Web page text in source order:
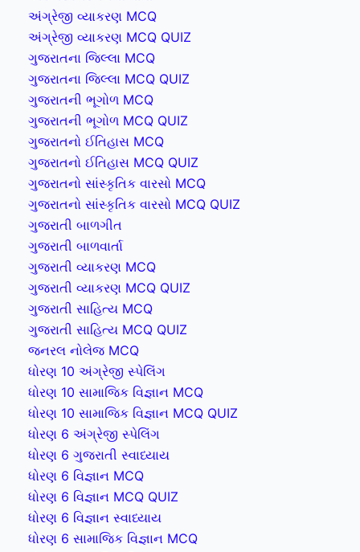
અંગ્રેજી વ્યાકરણ MCQ
અંગ્રેજી વ્યાકરણ MCQ QUIZ
ગુજરાતના જિલ્લા MCQ
ગુજરાતના જિલ્લા MCQ QUIZ
ગુજરાતની ભૂગોળ MCQ
ગુજરાતની ભૂગોળ MCQ QUIZ
ગુજરાતનો ઈતિહાસ MCQ
ગુજરાતનો ઈતિહાસ MCQ QUIZ
ગુજરાતનો સાંસ્કૃતિક વારસો MCQ
ગુજરાતનો સાંસ્કૃતિક વારસો MCQ QUIZ
ગુજરાતી બાળગીત
ગુજરાતી બાળવાર્તા
ગુજરાતી વ્યાકરણ MCQ
ગુજરાતી વ્યાકરણ MCQ QUIZ
ગુજરાતી સાહિત્ય MCQ
ગુજરાતી સાહિત્ય MCQ QUIZ
જનરલ નોલેજ MCQ
ધોરણ 10 અંગ્રેજી સ્પેલિંગ
ધોરણ 10 સામાજિક વિજ્ઞાન MCQ
ધોરણ 10 સામાજિક વિજ્ઞાન MCQ QUIZ
ધોરણ 6 અંગ્રેજી સ્પેલિંગ
ધોરણ 6 ગુજરાતી સ્વાધ્યાય
ધોરણ 6 વિજ્ઞાન MCQ
ધોરણ 6 વિજ્ઞાન MCQ QUIZ
ધોરણ 6 વિજ્ઞાન સ્વાધ્યાય
ધોરણ 6 સામાજિક વિજ્ઞાન MCQ